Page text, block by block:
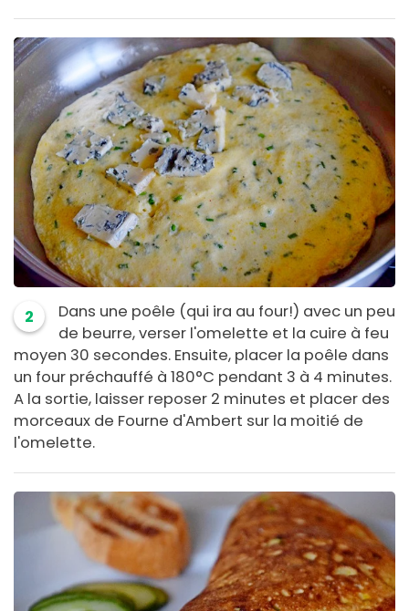
2
Dans une poêle (qui ira au four!) avec un peu
de beurre, verser l'omelette et la cuire à feu
moyen 30 secondes. Ensuite, placer la poêle dans
un four préchauffé à 180°C pendant 3 à 4 minutes.
A la sortie, laisser reposer 2 minutes et placer des
morceaux de Fourne d'Ambert sur la moitié de
l'omelette.